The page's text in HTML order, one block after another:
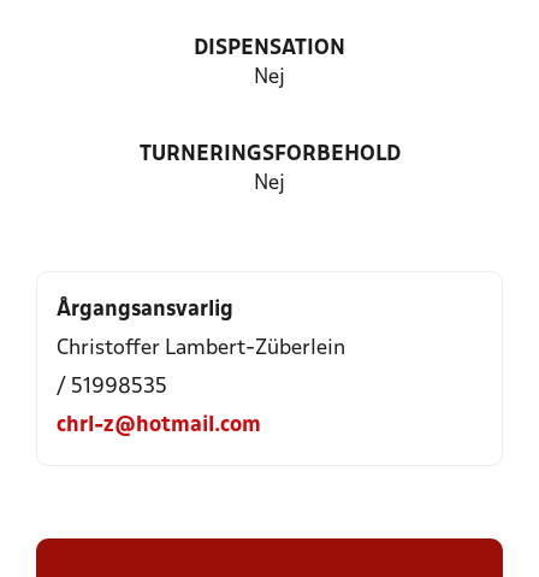
DISPENSATION
Nej
TURNERINGSFORBEHOLD
Nej
Årgangsansvarlig
Christoffer Lambert-Züberlein
/ 51998535
chrl-z@hotmail.com